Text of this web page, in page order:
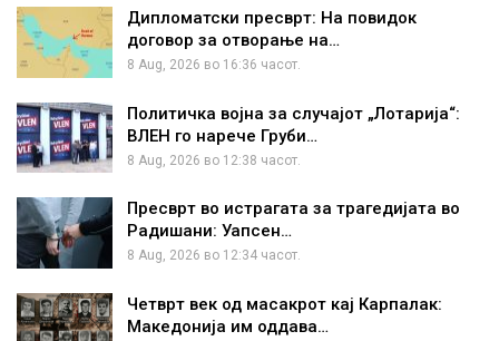
Дипломатски пресврт: На повидок
договор за отворање на…
8 Aug, 2026 во 16:36 часот.
Политичка војна за случајот „Лотарија“:
ВЛЕН го нарече Груби…
8 Aug, 2026 во 12:38 часот.
Пресврт во истрагата за трагедијата во
Радишани: Уапсен…
8 Aug, 2026 во 12:34 часот.
Четврт век од масакрот кај Карпалак:
Македонија им оддава…